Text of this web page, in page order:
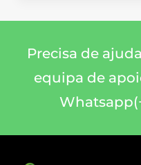
Precisa de
equipa de